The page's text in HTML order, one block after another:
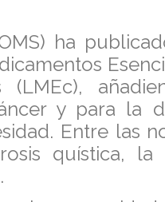
ha
(LMEc),
y para la
Entre las
quística, la